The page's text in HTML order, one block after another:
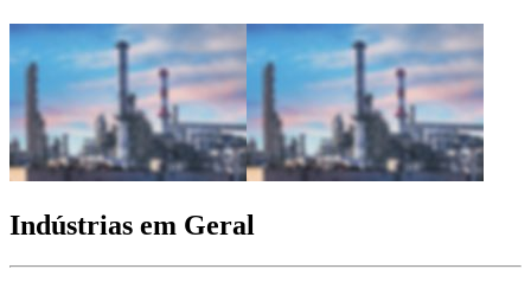
Indústrias em Geral